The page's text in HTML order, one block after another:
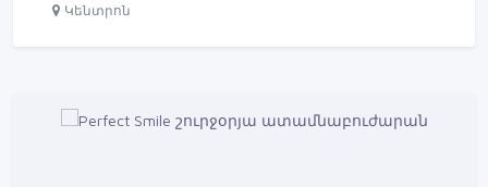
Կենտրոն